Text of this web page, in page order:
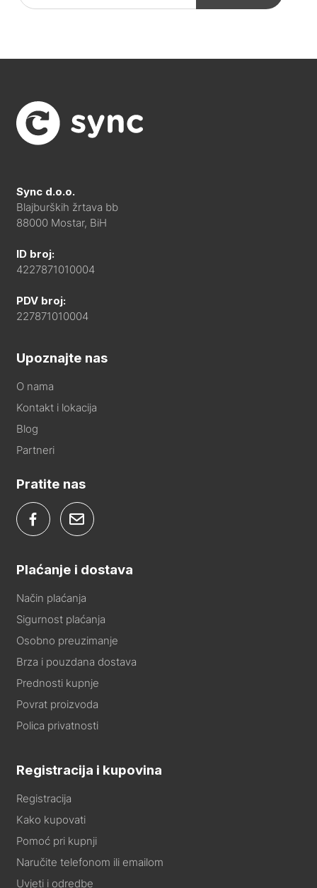
Sync d.o.o.
Blajburških žrtava bb
88000 Mostar, BiH
ID broj:
4227871010004
PDV broj:
227871010004
Upoznajte nas
O nama
Kontakt i lokacija
Blog
Partneri
Pratite nas
Plaćanje i dostava
Način plaćanja
Sigurnost plaćanja
Osobno preuzimanje
Brza i pouzdana dostava
Prednosti kupnje
Povrat proizvoda
Polica privatnosti
Registracija i kupovina
Registracija
Kako kupovati
Pomoć pri kupnji
Naručite telefonom ili emailom
Uvjeti i odredbe